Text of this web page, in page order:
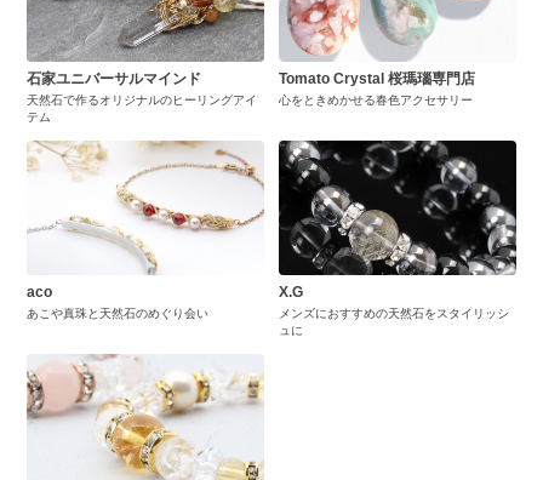
石家ユニバーサルマインド
天然石で作るオリジナルのヒーリングアイ
テム
Tomato Crystal 桜瑪瑙専門店
心をときめかせる春色アクセサリー
aco
あこや真珠と天然石のめぐり会い
X.G
メンズにおすすめの天然石をスタイリッシ
ュに